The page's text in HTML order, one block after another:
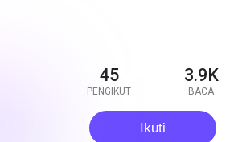
45
PENGIKUT
3.9K
BACA
Ikuti